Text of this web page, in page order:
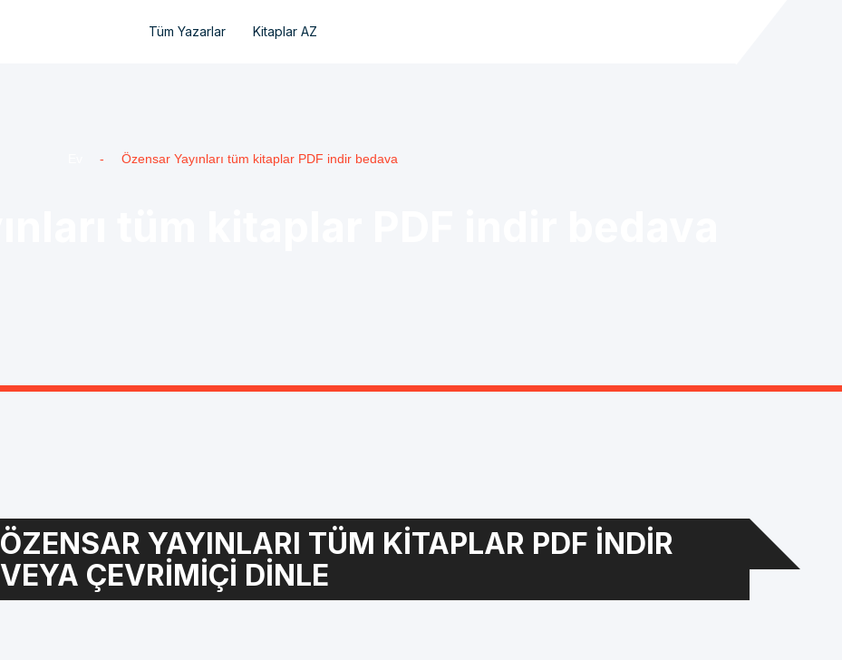
Tüm Yazarlar Kitaplar AZ
- Özensar Yayınları tüm kitaplar PDF indir bedava
ÖZENSAR YAYINLARI TÜM KITAPLAR PDF INDIR
VEYA ÇEVRIMIÇI DINLE